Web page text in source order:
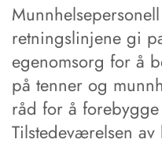
retningslinjene gi
egenomsorg for å
på tenner og
råd for å
Tilstedeværelsen